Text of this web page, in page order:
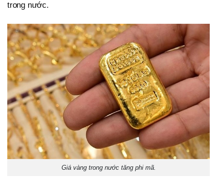
trong nước.
Giá vàng trong nước tăng phi mã.